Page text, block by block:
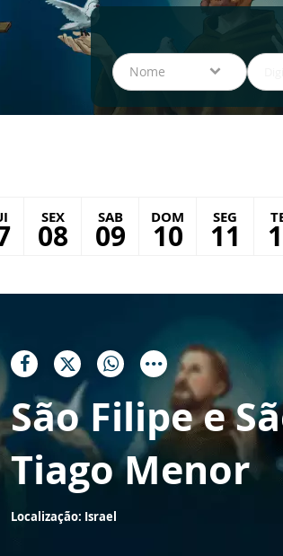
Nome
SEX
08
SAB
09
DOM
10
SEG
11
São Filipe e
Tiago Menor
Localização: Israel